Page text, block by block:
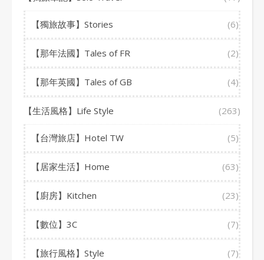
【獨旅故事】Stories (6)
【那年法國】Tales of FR (2)
【那年英國】Tales of GB (4)
【生活風格】Life Style (263)
【台灣旅店】Hotel TW (5)
【居家生活】Home (63)
【廚房】Kitchen (23)
【數位】3C (7)
【旅行風格】Style (7)